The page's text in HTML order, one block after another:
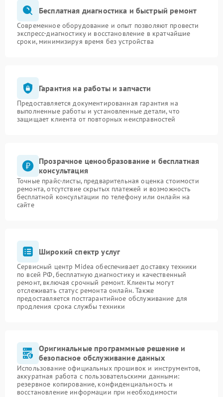
Бесплатная диагностика и быстрый ремонт
Современное оборудование и опыт позволяют провести
экспресс-диагностику и восстановление в кратчайшие
сроки, минимизируя время без устройства
Гарантия на работы и запчасти
Предоставляется документированная гарантия на
выполненные работы и установленные детали, что
защищает клиента от повторных неисправностей
Прозрачное ценообразование и бесплатная
консультация
Точные прайс-листы, предварительная оценка стоимости
ремонта, отсутствие скрытых платежей и возможность
бесплатной консультации по телефону или онлайн на
сайте
Широкий спектр услуг
Сервисный центр Midea обеспечивает доставку техники
по всей РФ, бесплатную диагностику и качественный
ремонт, включая срочный ремонт. Клиенты могут
отслеживать статус ремонта онлайн. Также
предоставляется постгарантийное обслуживание для
продления срока службы техники
Оригинальные программные решение и
безопасное обслуживание данных
Использование официальных прошивок и инструментов,
аккуратная работа с пользовательскими данными:
резервное копирование, конфиденциальность и
восстановление информации при необходимости